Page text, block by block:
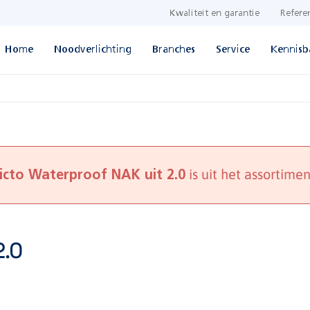
Kwaliteit en garantie
Home Noodverlichting Branches Service
Waterproof NAK uit 2.0 is uit het